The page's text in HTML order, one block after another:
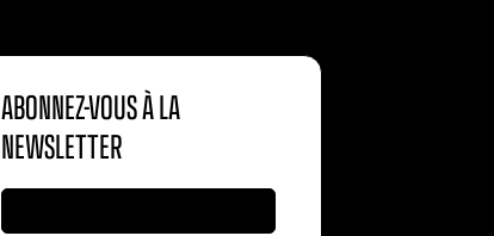
ABONNEZ-VOUS À LA
NEWSLETTER